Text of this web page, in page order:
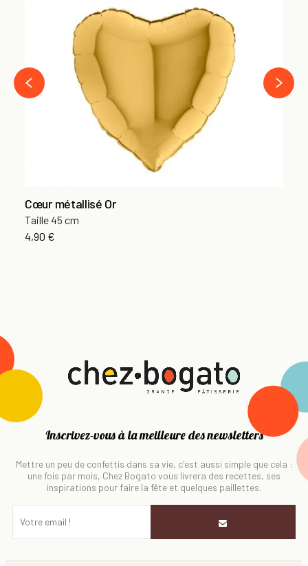
Cœur métallisé Or
Taille 45 cm
4,90 €
‹
›
Inscrivez-vous à la meilleure des newsletters
Mettre un peu de confettis dans sa vie, c'est aussi simple que cela :
une fois par mois, Chez Bogato vous livrera des recettes, ses
inspirations pour faire la fête et quelques paillettes.